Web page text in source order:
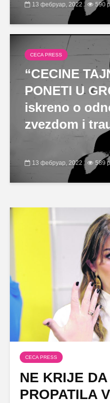
13 фебруар, 2022 590
CECA PRESS
“CECINE
PONETI U
iskreno o
zvezdom i
13 фебруар, 2022 589
CECA PRESS
NE KRIJE
PROPATILA